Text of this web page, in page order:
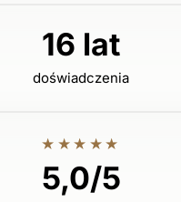
16 lat
doświadczenia
★★★★★
5,0/5